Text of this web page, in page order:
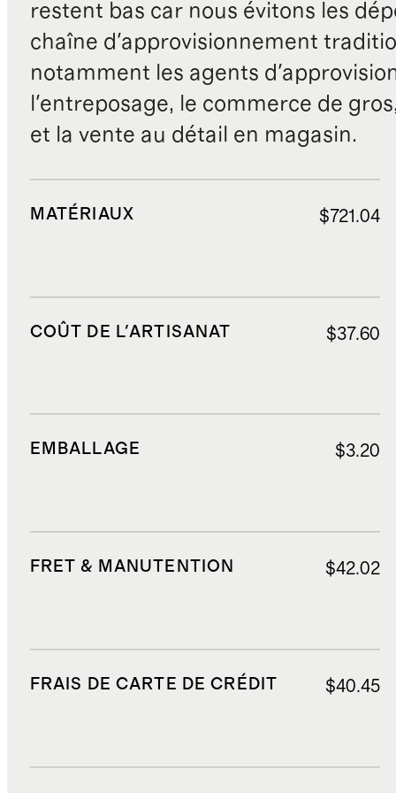
restent bas car nous évitons les
chaîne d'approvisionnement
notamment les agents
l'entreposage, le commerce de
et la vente au détail en magasin.
MATÉRIAUX $721.04
COÛT DE L'ARTISANAT $37.60
EMBALLAGE $3.20
FRET & MANUTENTION $42.02
FRAIS DE CARTE DE CRÉDIT $40.45